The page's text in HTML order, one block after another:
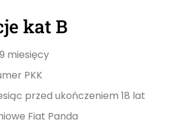
kat B
miesięcy
PKK
przed ukończeniem 18 lat
Fiat Panda